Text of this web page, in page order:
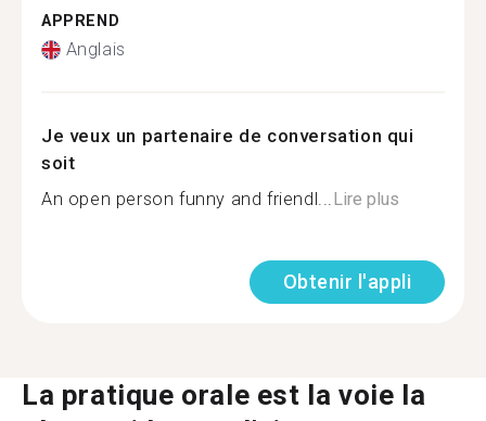
APPREND
Anglais
Je veux un partenaire de conversation qui
soit
An open person funny and friendl...Lire plus
Obtenir l'appli
La pratique orale est la voie la